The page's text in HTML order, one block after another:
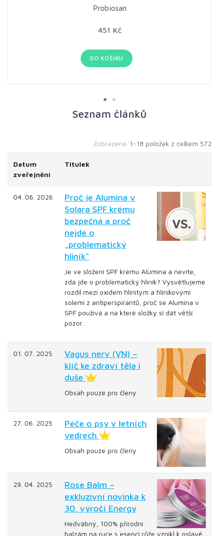
Probiosan
451 Kč
DO KOŠÍKU
Seznam článků
Zobrazeno 1-18 položek z celkem 572
Datum
zveřejnění
Titulek
04. 06. 2026
Proč je Alumina v
Solara SPF krému
bezpečná a proč
nejde o
„problematický
hliník“
Je ve složení SPF krému Alumina a nevíte,
zda jde o problematický hliník? Vysvětlujeme
rozdíl mezi oxidem hlinitým a hliníkovými
solemi z antiperspirantů, proč se Alumina v
SPF používá a na které složky si dát větší
pozor.
01. 07. 2025
Vagus nerv (VN) –
klíč ke zdraví těla i
duše
Obsah pouze pro členy
27. 06. 2025
Péče o psy v letních
vedrech
Obsah pouze pro členy
29. 04. 2025
Rose Balm –
exkluzivní novinka k
30. výročí Energy
Hedvábný, 100% přírodní
balzám na ruce s esencí růže vznikl k oslavě